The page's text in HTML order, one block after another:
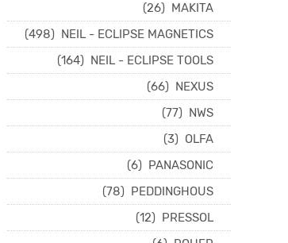
MAKITA
(26)
NEIL - ECLIPSE MAGNETICS
(498)
NEIL - ECLIPSE TOOLS
(164)
NEXUS
(66)
NWS
(77)
OLFA
(3)
PANASONIC
(6)
PEDDINGHOUS
(78)
PRESSOL
(12)